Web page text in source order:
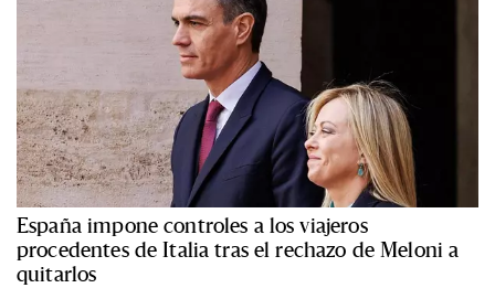
España impone controles a los viajeros
procedentes de Italia tras el rechazo de Meloni a
quitarlos